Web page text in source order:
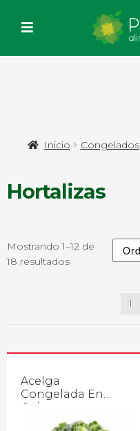
Inicio Congelados
Hortalizas
Mostrando 1–12 de
18 resultados
1
Acelga
Congelada En
Cubos